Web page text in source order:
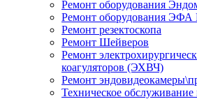
Ремонт оборудования
Ремонт оборудования ЭФА
Ремонт резектоскопа
Ремонт Шейверов
Ремонт
коагуляторов (ЭХВЧ)
Ремонт
Техническое